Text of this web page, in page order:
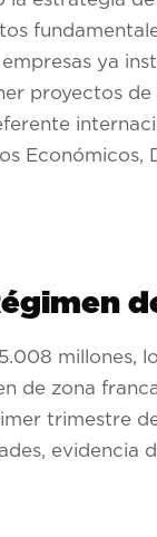
ya
proyectos de
Económicos,
millones,
de zona
trimestre
evidencia